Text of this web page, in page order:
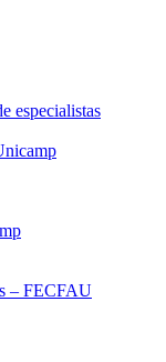
especialistas
– FECFAU